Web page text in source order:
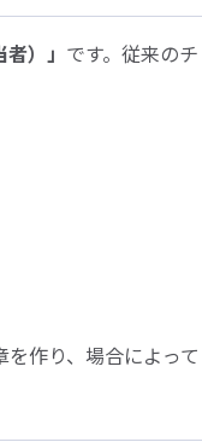
）」 です。従来のチ
作り、場合によって